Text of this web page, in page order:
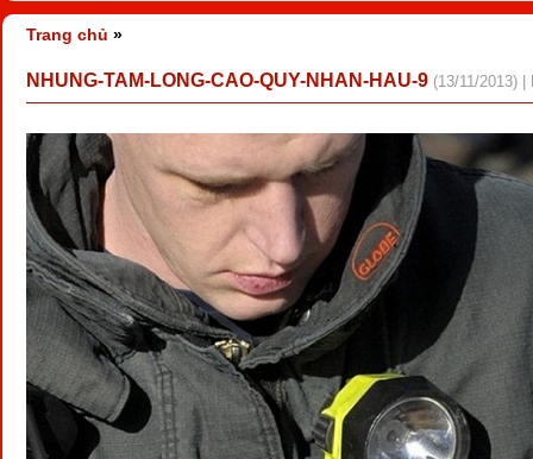
Trang chủ »
NHUNG-TAM-LONG-CAO-QUY-NHAN-HAU-9 (13/11/2013)